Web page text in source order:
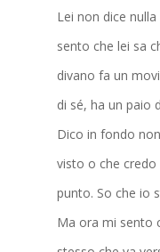
Lei non dice
sento che lei sa
divano fa un
di sé, ha un paio
Dico in fondo
visto o che credo
punto. So che io
Ma ora mi sento